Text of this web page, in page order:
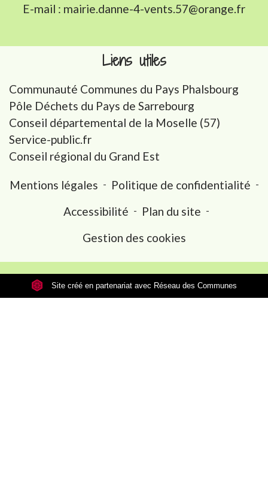
E-mail : mairie.danne-4-vents.57@orange.fr
Liens utiles
Communauté Communes du Pays Phalsbourg
Pôle Déchets du Pays de Sarrebourg
Conseil départemental de la Moselle (57)
Service-public.fr
Conseil régional du Grand Est
Mentions légales - Politique de confidentialité -
Accessibilité - Plan du site -
Gestion des cookies
Site créé en partenariat avec Réseau des Communes